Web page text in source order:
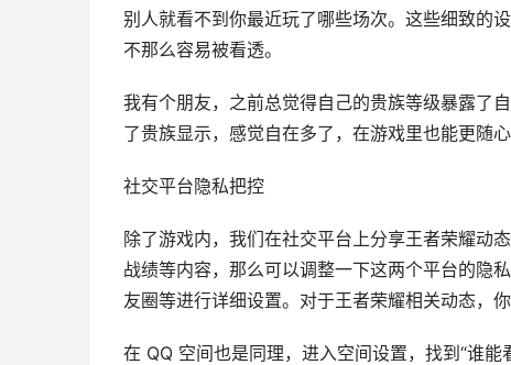
别人就看不到你最近玩了哪些场次。这些细致的
不那么容易被看透。
我有个朋友，之前总觉得自己的贵族等级暴露了
了贵族显示，感觉自在多了，在游戏里也能更随
社交平台隐私把控
除了游戏内，我们在社交平台上分享王者荣耀动
战绩等内容，那么可以调整一下这两个平台的隐
友圈等进行详细设置。对于王者荣耀相关动态，
在 QQ 空间也是同理，进入空间设置，找到“谁